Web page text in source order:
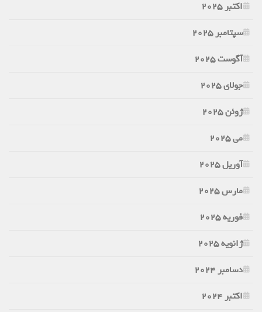
اکتبر 2025
سپتامبر 2025
آگوست 2025
جولای 2025
ژوئن 2025
می 2025
آوریل 2025
مارس 2025
فوریه 2025
ژانویه 2025
دسامبر 2024
اکتبر 2024